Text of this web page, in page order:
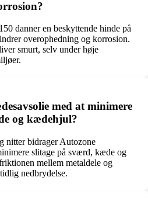
danner en beskyttende hinde på
overophedning og korrosion.
smurt, selv under høje
med at minimere
og kædehjul?
nitter bidrager Autozone
slitage på sværd, kæde og
mellem metaldele og
nedbrydelse.